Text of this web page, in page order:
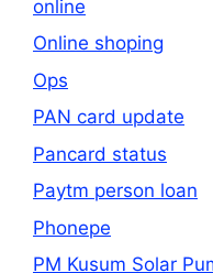
online
Online shoping
Ops
PAN card update
Pancard status
Paytm person loan
Phonepe
PM Kusum Solar